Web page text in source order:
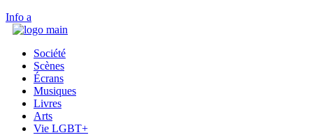
Info
Société
Scènes
Écrans
Musiques
Livres
Arts
Vie LGBT+